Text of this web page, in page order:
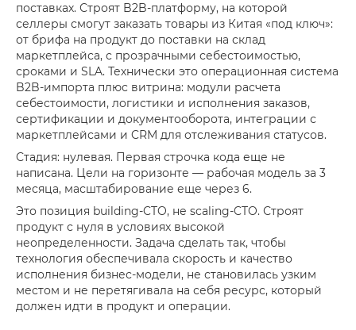
поставках. Строят B2B-платформу, на которой
селлеры смогут заказать товары из Китая «под ключ»:
от брифа на продукт до поставки на склад
маркетплейса, с прозрачными себестоимостью,
сроками и SLA. Технически это операционная система
B2B-импорта плюс витрина: модули расчета
себестоимости, логистики и исполнения заказов,
сертификации и документооборота, интеграции с
маркетплейсами и CRM для отслеживания статусов.
Стадия: нулевая. Первая строчка кода еще не
написана. Цели на горизонте — рабочая модель за 3
месяца, масштабирование еще через 6.
Это позиция building-CTO, не scaling-CTO. Строят
продукт с нуля в условиях высокой
неопределенности. Задача сделать так, чтобы
технология обеспечивала скорость и качество
исполнения бизнес-модели, не становилась узким
местом и не перетягивала на себя ресурс, который
должен идти в продукт и операции.